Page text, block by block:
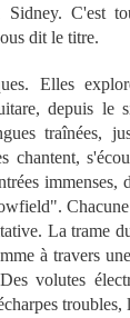
C'est
dit le titre.
Elles
depuis le
traînées,
chantent,
immenses,
La trame
à travers
volutes
troubles,